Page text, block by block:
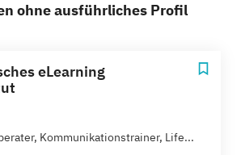
ohne ausführliches Profil
eLearning
Kommunikationstrainer, Life...